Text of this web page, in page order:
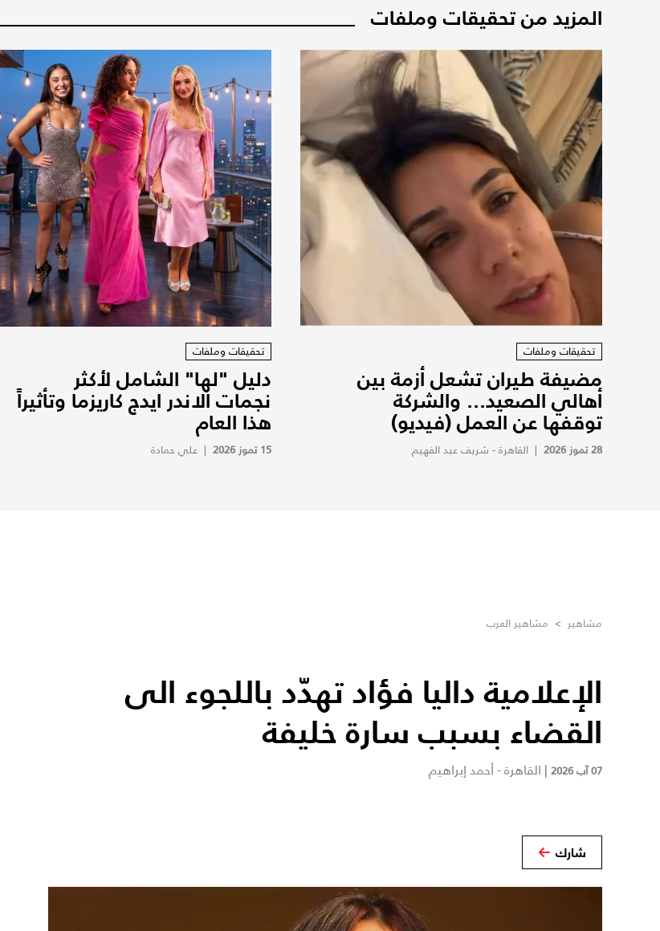
المزيد من تحقيقات وملفات
تحقيقات وملفات
مضيفة طيران تشعل أزمة بين
أهالي الصعيد... والشركة
توقفها عن العمل (فيديو)
28 تموز 2026 | القاهرة - شريف عبد الفهيم
تحقيقات وملفات
دليل "لها" الشامل لأكثر
نجمات الاندر ايدج كاريزما وتأثيراً
هذا العام
15 تموز 2026 | علي حمادة
مشاهير > مشاهير العرب
الإعلامية داليا فؤاد تهدّد باللجوء الى
القضاء بسبب سارة خليفة
07 آب 2026 | القاهرة - أحمد إبراهيم
شارك